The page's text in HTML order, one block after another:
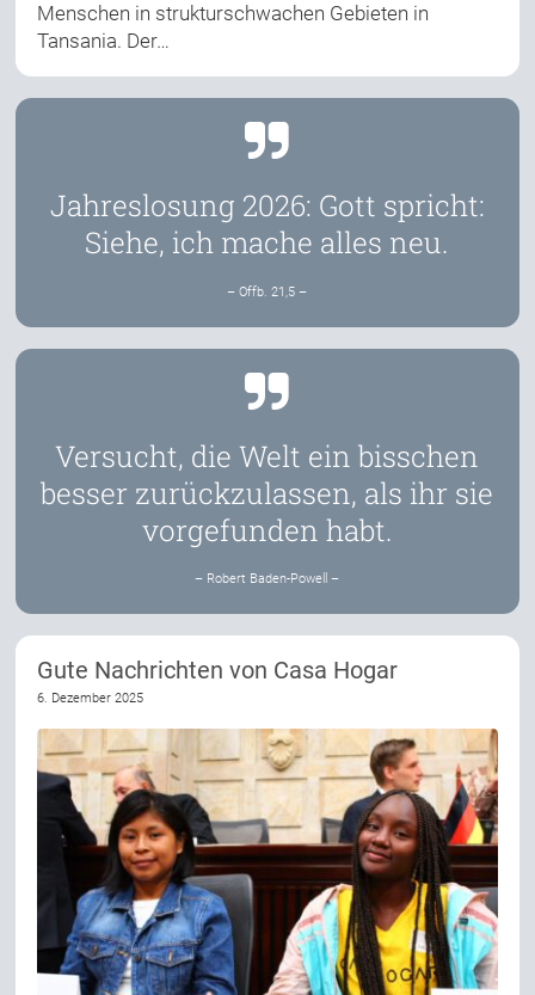
Menschen in strukturschwachen Gebieten in
Tansania. Der…
Jahreslosung 2026: Gott spricht:
Siehe, ich mache alles neu.
– Offb. 21,5 –
Versucht, die Welt ein bisschen
besser zurückzulassen, als ihr sie
vorgefunden habt.
– Robert Baden-Powell –
Gute Nachrichten von Casa Hogar
6. Dezember 2025